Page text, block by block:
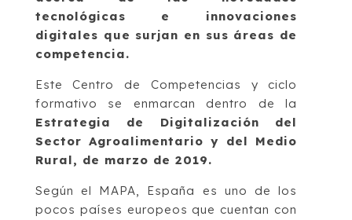
tecnológicas e innovaciones
digitales que surjan en sus áreas de
competencia.
Este Centro de Competencias y ciclo
formativo se enmarcan dentro de la
Estrategia de Digitalización del
Sector Agroalimentario y del Medio
Rural, de marzo de 2019.
Según el MAPA, España es uno de los
pocos países europeos que cuentan con